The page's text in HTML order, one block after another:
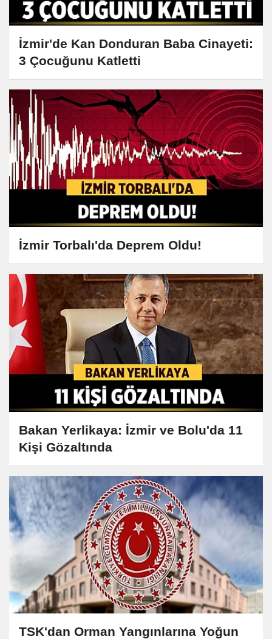
İzmir'de Kan Donduran Baba Cinayeti:
3 Çocuğunu Katletti
İzmir Torbalı'da Deprem Oldu!
Bakan Yerlikaya: İzmir ve Bolu'da 11
Kişi Gözaltında
TSK'dan Orman Yangınlarına Yoğun